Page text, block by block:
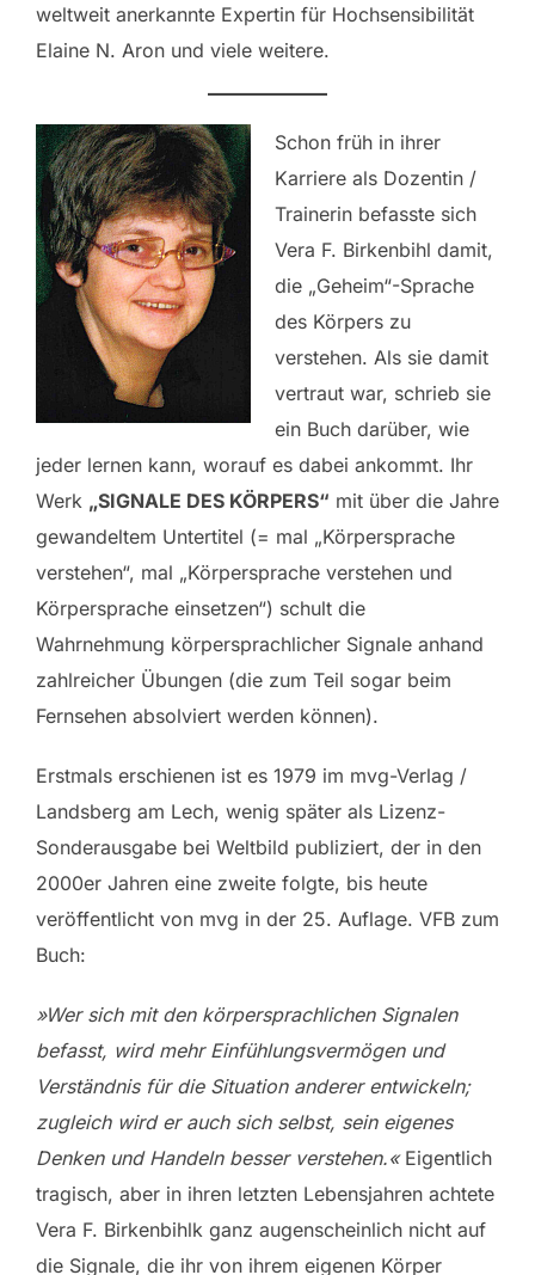
weltweit anerkannte Expertin für Hochsensibilität
Elaine N. Aron und viele weitere.
Schon früh in ihrer
Karriere als Dozentin /
Trainerin befasste sich
Vera F. Birkenbihl damit,
die „Geheim“-Sprache
des Körpers zu
verstehen. Als sie damit
vertraut war, schrieb sie
ein Buch darüber, wie
jeder lernen kann, worauf es dabei ankommt. Ihr
Werk „SIGNALE DES KÖRPERS“ mit über die Jahre
gewandeltem Untertitel (= mal „Körpersprache
verstehen“, mal „Körpersprache verstehen und
Körpersprache einsetzen“) schult die
Wahrnehmung körpersprachlicher Signale anhand
zahlreicher Übungen (die zum Teil sogar beim
Fernsehen absolviert werden können).
Erstmals erschienen ist es 1979 im mvg-Verlag /
Landsberg am Lech, wenig später als Lizenz-
Sonderausgabe bei Weltbild publiziert, der in den
2000er Jahren eine zweite folgte, bis heute
veröffentlicht von mvg in der 25. Auflage. VFB zum
Buch:
»Wer sich mit den körpersprachlichen Signalen
befasst, wird mehr Einfühlungsvermögen und
Verständnis für die Situation anderer entwickeln;
zugleich wird er auch sich selbst, sein eigenes
Denken und Handeln besser verstehen.«Eigentlich
tragisch, aber in ihren letzten Lebensjahren achtete
Vera F. Birkenbihlk ganz augenscheinlich nicht auf
die Signale, die ihr von ihrem eigenen Körper